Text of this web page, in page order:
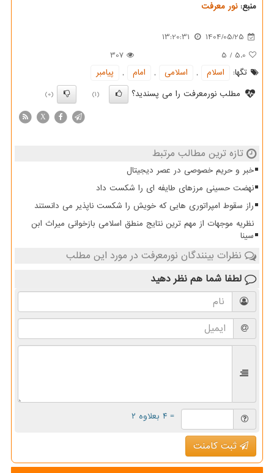
منبع:نور معرفت
1404/05/25
13:20:31
5.0
/
5
307
تگها:
اسلام , اسلامی , امام ,
پیامبر
مطلب نورمعرفت را می پسندید؟
(1)
(0)
X
تازه ترین مطالب مرتبط
خبر و حریم خصوصی در عصر دیجیتال
نهضت حسینی مرزهای طایفه ای را شکست داد
راز سقوط امپراتوری هایی که خویش را شکست ناپذیر می دانستند
نظریه موجهات از مهم ترین نتایج منطق اسلامی بازخوانی میراث ابن
سینا
نظرات بینندگان نورمعرفت در مورد این مطلب
لطفا شما هم نظر دهید
= ۴ بعلاوه ۲
ثبت کامنت